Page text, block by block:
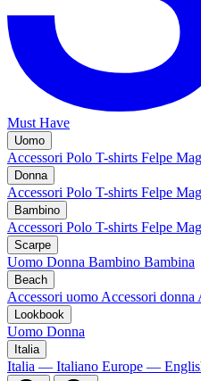
Must Have
Uomo
Accessori Polo T-shirts Felpe
Donna
Accessori Polo T-shirts Felpe
Bambino
Accessori Polo T-shirts Felpe
Scarpe
Uomo Donna Bambino Bambina
Beach
Accessori uomoAccessori donna
Lookbook
Uomo Donna
Italia
Italia — Italiano Europe —